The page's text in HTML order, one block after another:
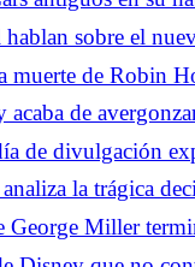
de lossobre el
de su marca
muerte de Robin
una elegía
de
de divulgación
la trágica
el diablo de plata
George Miller